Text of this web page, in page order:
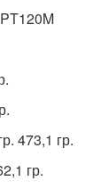
473,1 гр.
гр.